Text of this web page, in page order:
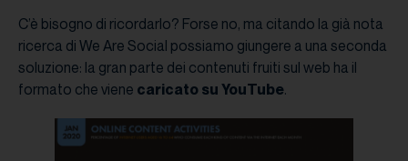
C’è bisogno di ricordarlo? Forse no, ma citando la già nota
ricerca di We Are Social possiamo giungere a una seconda
soluzione: la gran parte dei contenuti fruiti sul web ha il
formato che viene caricato su YouTube.